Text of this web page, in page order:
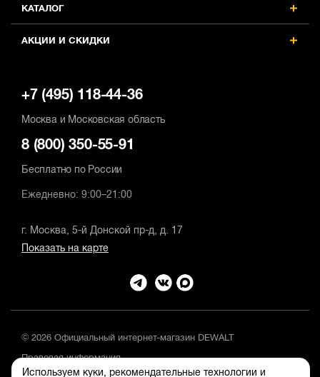
Используем куки, рекомендательные технологии и
КАТАЛОГ
АКЦИИ И СКИДКИ
+7 (495) 118-44-36
Москва и Московская область
8 (800) 350-55-91
Бесплатно по России
Ежедневно: 9:00–21:00
г. Москва, 5-й Донской пр-д, д. 17
Показать на карте
© 2026 Официальный интернет-магазин DEWALT
Правовая информация